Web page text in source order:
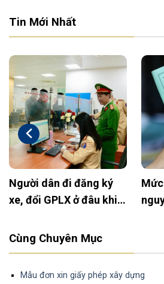
Tin Mới Nhất
Người dân đi đăng ký
xe, đổi GPLX ở đâu khi
Cùng Chuyên Mục
Mẫu đơn xin giấy phép xây dựng